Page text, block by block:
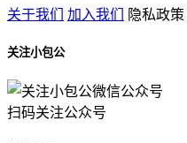
关于我们 加入我们 隐私政策
关注小包公
扫码关注公众号